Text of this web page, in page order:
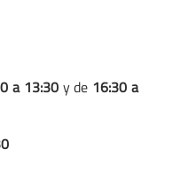
a 13:30y de 16:30 a